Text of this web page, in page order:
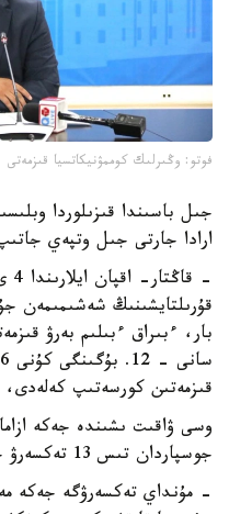
فوتو: وڭىرلىك كوممۋنيكاتسيا قىزمەتى
ارادا جارتى جىل وتپەي
-
قۇرىلتايشىنىڭ شەشىمىمەن
بار، ءبىراق ءبىلىم بەرۋ
قىزمەتىن كورسەتىپ
وسى ۋاقىت ىشىندە جەكە
جوسپاردان تىس 13 تەكسەرۋ جۇرگىزىلدى.
- مۇنداي تەكسەرۋگە جەكە